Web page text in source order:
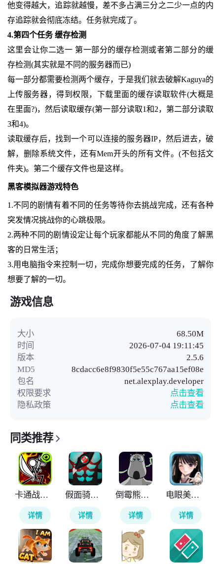
他变得越大，追踪就越慢，差不多占满三分之二少一点的内
存追踪就会彻底冻结。任务就完成了。
4.第四个任务 缓存检测
这里会让你二选一 第一部分的缓存检测或者第二部分的缓
存检测(其实就是不同的服务器而已)
每一部分都需要检测两个缓存，于是我们就去破解Kaguya的
上传服务器，得到权限，下载里面的缓存读取软件(大概是
在里面?)，然后读取缓存(第一部分读取1和2，第二部分读取
3和4)。
读取缓存后，找到一个可以连接的服务器IP，然后进去，破
解，删除系统文件，还有Mem开头的所有文件。(不包括文
件夹)。第二个缓存文件也是这样。
黑客模拟器游戏特色
1.不同的剧情有着不同的任务等待你去挑战完成，还有各种
突发情况挑战你的心跳极限。
2.两种不同的剧情设定让每个玩家都能从不同的角度了解黑
客的日常生活；
3.用电脑指令来控制一切，完成你想要完成的任务，了解你
想要了解的一切。
游戏信息
大小
68.50M
时间
2026-07-04 19:11:45
版本
2.5.6
MD5
8cdacc6e8f9830f5e55c767aa15ef08e
包名
net.alexplay.developer
权限要求
点击查看
隐私政策
点击查看
同类推荐
卡通战争剑灵
详情
假面骑士ZZZ变身腰带模拟器
详情
倒霉熊逃离房间
详情
电眼美少女
详情